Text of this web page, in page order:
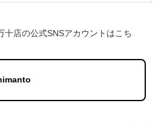
十店の公式SNSアカウントはこち